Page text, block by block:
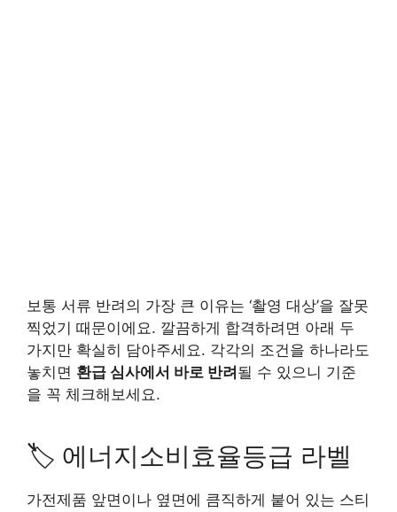
보통 서류 반려의 가장 큰 이유는 ‘촬영 대상’을 잘못
찍었기 때문이에요. 깔끔하게 합격하려면 아래 두
가지만 확실히 담아주세요. 각각의 조건을 하나라도
놓치면 환급 심사에서 바로 반려될 수 있으니 기준
을 꼭 체크해보세요.
🏷️ 에너지소비효율등급 라벨
가전제품 앞면이나 옆면에 큼직하게 붙어 있는 스티